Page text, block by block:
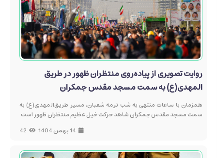
روایت تصویری از پیاده‌روی منتظران ظهور در طریق
المهدی(ع) به سمت مسجد مقدس جمکران
همزمان با ساعات منتهی به شب نیمه شعبان، مسیر طریق‌المهدی(ع) به
سمت مسجد مقدس جمکران شاهد حرکت خیل عظیم منتظران ظهور است.
14 بهمن 1404
42